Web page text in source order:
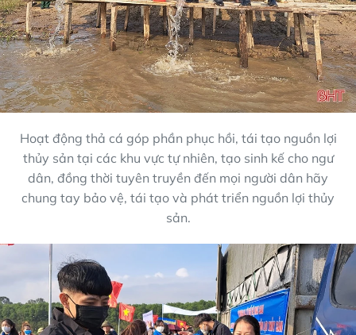
Hoạt động thả cá góp phần phục hồi, tái tạo nguồn lợi
thủy sản tại các khu vực tự nhiên, tạo sinh kế cho ngư
dân, đồng thời tuyên truyền đến mọi người dân hãy
chung tay bảo vệ, tái tạo và phát triển nguồn lợi thủy
sản.